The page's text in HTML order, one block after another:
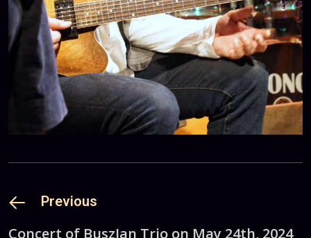
Previous
Concert of BuszJan Trio on May 24th, 2024